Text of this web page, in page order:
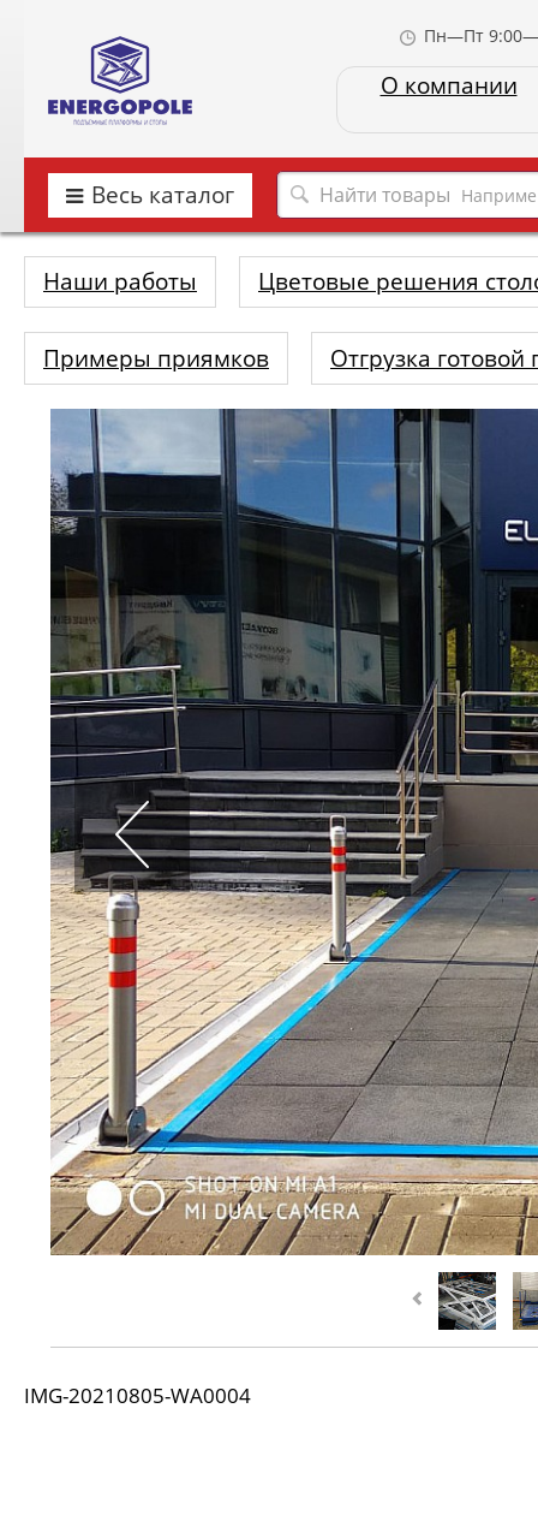
Пн—Пт
О компании
Весь каталог
Наши работы Цветовые решения
Примеры приямков Отгрузка
IMG-20210805-WA0004